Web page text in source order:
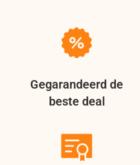
Gegarandeerd de
beste deal